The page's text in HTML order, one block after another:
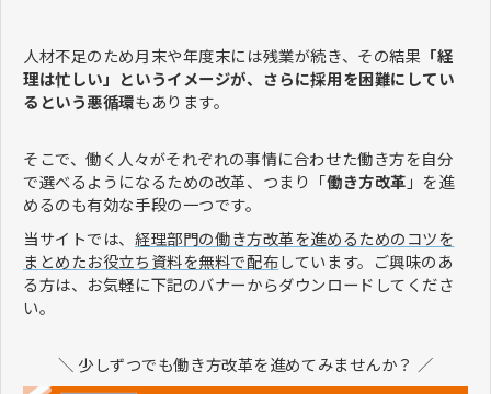
人材不足のため月末や年度末には残業が続き、その結果 「経
理は忙しい」というイメージが、さらに採用を困難にしてい
るという悪循環もあります。
そこで、働く人々がそれぞれの事情に合わせた働き方を自分
で選べるようになるための改革、つまり「働き方改革 」を進
めるのも有効な手段の一つです。
当サイトでは、経理部門の働き方改革を進めるためのコツを
まとめたお役立ち資料を無料で配布しています。ご興味のあ
る方は、お気軽に下記のバナーからダウンロードしてくださ
い。
＼ 少しずつでも働き方改革を進めてみませんか？ ／